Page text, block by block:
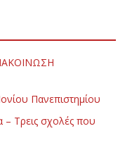
Πανεπιστημίου
– Τρεις σχολές που